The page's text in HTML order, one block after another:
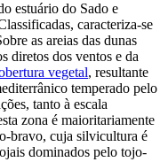
estuário do Sado e
caracteriza-se
as areias das dunas
diretos dos ventos e da
vegetal, resultante
temperado pelo
tanto à escala
zona é maioritariamente
bravo, cuja silvicultura é
dominados pelo tojo-